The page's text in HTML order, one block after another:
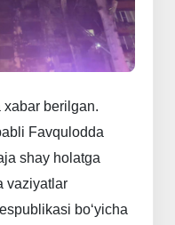
xabar berilgan.
Favqulodda
shay holatga
vaziyatlar
bo‘yicha